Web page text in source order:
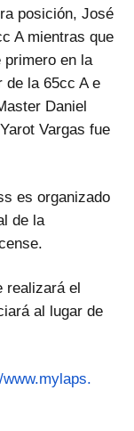
posición, José
A mientras que
en la
de la 65cc A e
Daniel
Vargas fue
es organizado
de la
realizará el
al lugar de